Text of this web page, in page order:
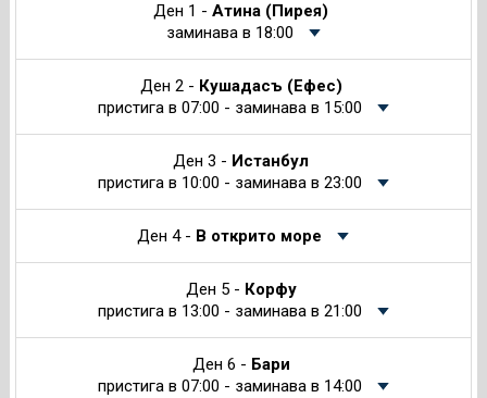
Ден 1 -Атина (Пирея)
заминава в 18:00
Ден 2 - Кушадасъ (Ефес)
пристига в 07:00 - заминава в 15:00
Ден 3 - Истанбул
пристига в 10:00 - заминава в 23:00
Ден 4 - В открито море
Ден 5 - Корфу
пристига в 13:00 - заминава в 21:00
Ден 6 - Бари
пристига в 07:00 - заминава в 14:00